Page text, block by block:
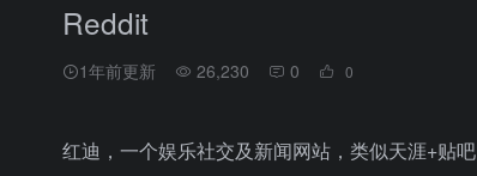
Reddit
1年前更新 26,230 0 0
红迪，一个娱乐社交及新闻网站，类似天涯+贴吧